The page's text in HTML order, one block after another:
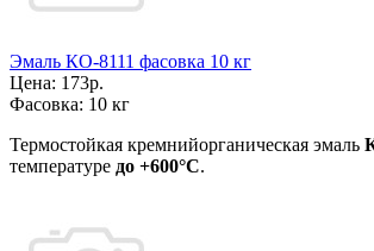
Эмаль КО-8111 фасовка 10 кг
Цена: 173р.
Фасовка: 10 кг
Термостойкая кремнийорганическая эмаль
температуре до +600°С.